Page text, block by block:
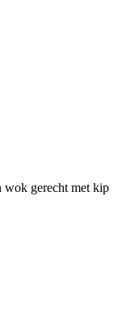
wok gerecht met kip